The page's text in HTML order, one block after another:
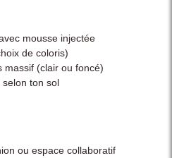
mousse injectée
de coloris)
massif (clair ou foncé)
selon ton sol
ou espace collaboratif